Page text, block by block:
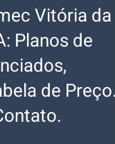
Vitória da
Planos de
de Preço.